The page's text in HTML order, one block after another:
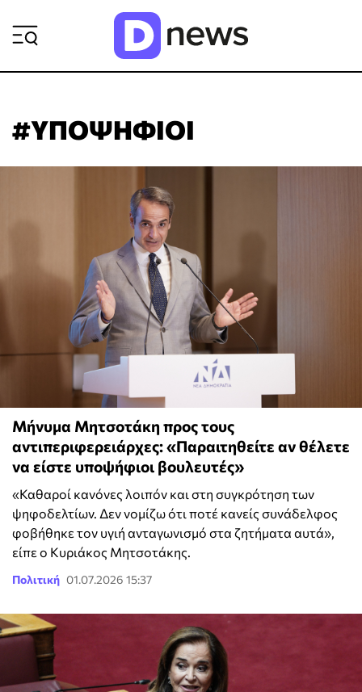
#ΥΠΟΨΗΦΙΟΙ
Μήνυμα Μητσοτάκη προς τους
αντιπεριφερειάρχες: «Παραιτηθείτε αν θέλετε
να είστε υποψήφιοι βουλευτές»
«Καθαροί κανόνες λοιπόν και στη συγκρότηση των
ψηφοδελτίων. Δεν νομίζω ότι ποτέ κανείς συνάδελφος
φοβήθηκε τον υγιή ανταγωνισμό στα ζητήματα αυτά»,
είπε ο Κυριάκος Μητσοτάκης.
Πολιτική 01.07.2026 15:37